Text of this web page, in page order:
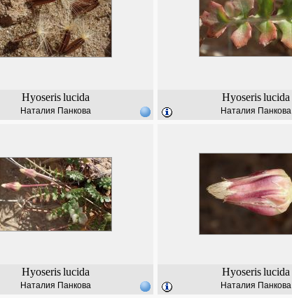
Hyoseris lucida
Наталия Панкова
Hyoseris lucida
Наталия Панкова
Hyoseris lucida
Наталия Панкова
Hyoseris lucida
Наталия Панкова